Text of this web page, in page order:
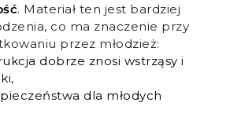
. Materiał ten jest bardziej
co ma znaczenie przy
przez młodzież:
dobrze znosi wstrząsy i
dla młodych